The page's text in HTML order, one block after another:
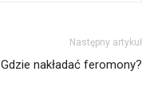
Następny artykuł
Gdzie nakładać feromony?